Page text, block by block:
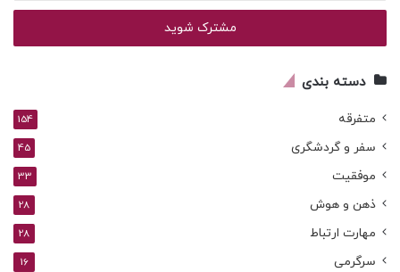
خود
وارد
دسته بندی
متفرقه 154
سفر و گردشگری 45
موفقیت 33
ذهن و هوش 28
مهارت ارتباط 28
سرگرمی 16